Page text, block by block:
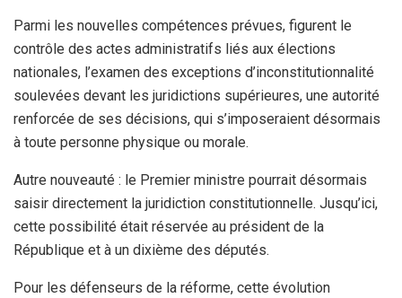
Parmi les nouvelles compétences prévues, figurent le
contrôle des actes administratifs liés aux élections
nationales, l’examen des exceptions d’inconstitutionnalité
soulevées devant les juridictions supérieures, une autorité
renforcée de ses décisions, qui s’imposeraient désormais
à toute personne physique ou morale.
Autre nouveauté : le Premier ministre pourrait désormais
saisir directement la juridiction constitutionnelle. Jusqu’ici,
cette possibilité était réservée au président de la
République et à un dixième des députés.
Pour les défenseurs de la réforme, cette évolution